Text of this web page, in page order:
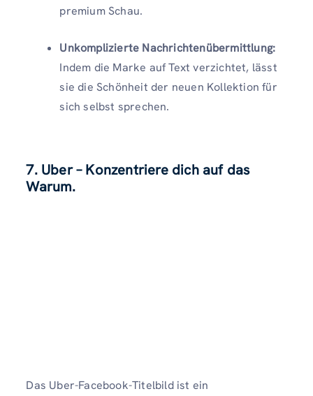
premium Schau.
Unkomplizierte Nachrichtenübermittlung:
Indem die Marke auf Text verzichtet, lässt
sie die Schönheit der neuen Kollektion für
sich selbst sprechen.
7. Uber – Konzentriere dich auf das
Warum.
Das Uber-Facebook-Titelbild ist ein